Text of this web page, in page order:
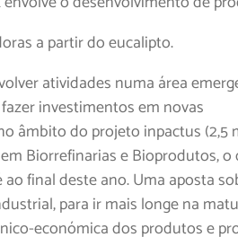
a partir do eucalipto.
atividades numa área
investimentos em novas
âmbito do projeto inpactus (2,5
Biorrefinarias e Bioprodutos, o
final deste ano. Uma aposta
para ir mais longe na
económica dos produtos e